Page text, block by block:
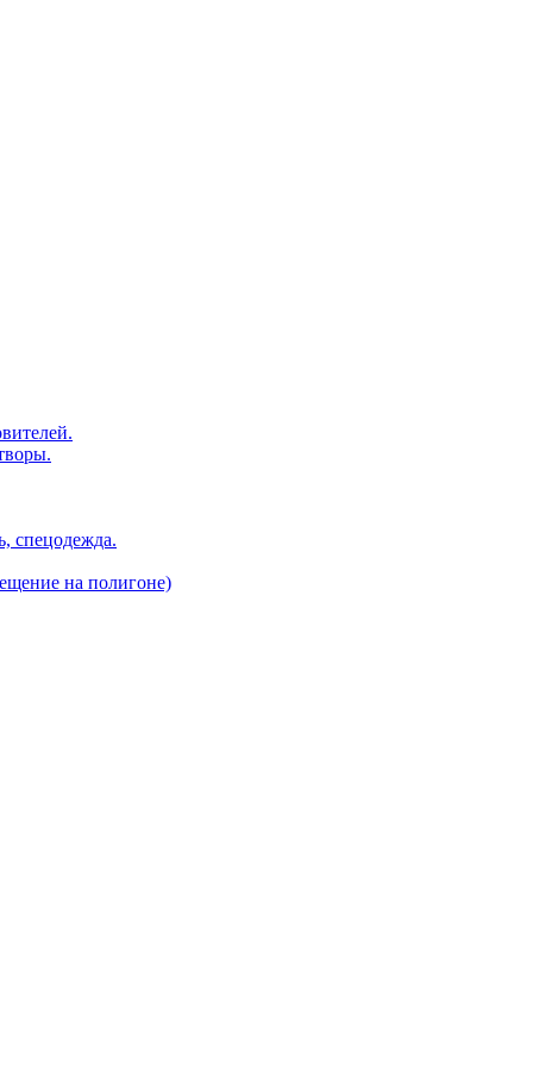
спецодежда.
на полигоне)